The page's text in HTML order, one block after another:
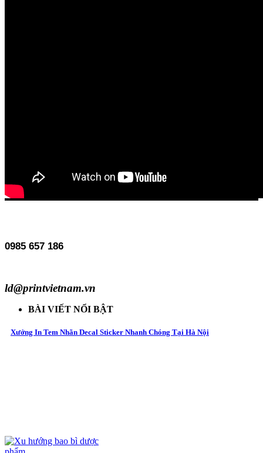
0985 657 186
ld@printvietnam.vn
BÀI VIẾT NỔI BẬT
Xưởng In Tem Nhãn Decal Sticker Nhanh Chóng Tại Hà Nội